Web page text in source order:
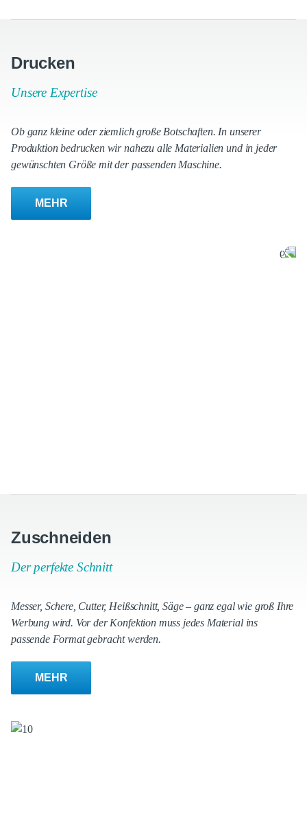
Drucken
Unsere Expertise
Ob ganz kleine oder ziemlich große Botschaften. In unserer
Produktion bedrucken wir nahezu alle Materialien und in jeder
gewünschten Größe mit der passenden Maschine.
MEHR
Zuschneiden
Der perfekte Schnitt
Messer, Schere, Cutter, Heißschnitt, Säge – ganz egal wie groß Ihre
Werbung wird. Vor der Konfektion muss jedes Material ins
passende Format gebracht werden.
MEHR